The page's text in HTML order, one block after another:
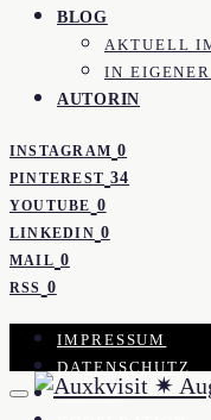
BLOG
AKTUELL
IN
AUTORIN
INSTAGRAM 0
PINTEREST 34
YOUTUBE 0
LINKEDIN 0
MAIL 0
RSS 0
IMPRESSUM
DATENSCHUTZ
PRESSE